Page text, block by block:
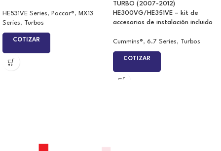
HE531VE Series, Paccar®, MX13
Series, Turbos
COTIZAR
TURBO (2007-2012)
HE300VG/HE351VE – kit de
accesorios de instalación incluido
Cummins®, 6.7 Series, Turbos
COTIZAR